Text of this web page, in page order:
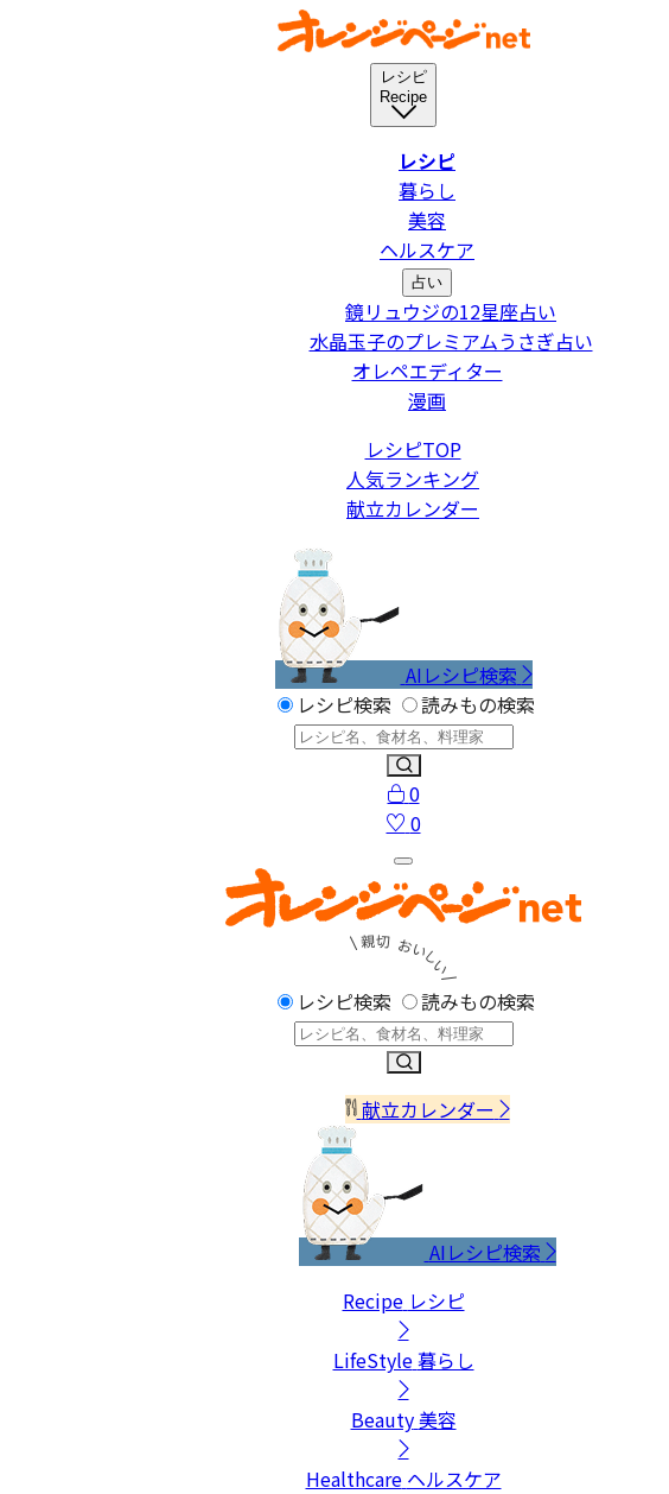
レシピ
Recipe
レシピ
暮らし
美容
ヘルスケア
占い
鏡リュウジの12星座占い
水晶玉子のプレミアムうさぎ占い
オレペエディター
漫画
レシピTOP
人気ランキング
献立カレンダー
AIレシピ検索
レシピ検索
読みもの検索
0
0
レシピ検索 読みもの検索
献立カレンダー
AIレシピ検索
Recipe レシピ
LifeStyle暮らし
Beauty美容
Healthcare ヘルスケア